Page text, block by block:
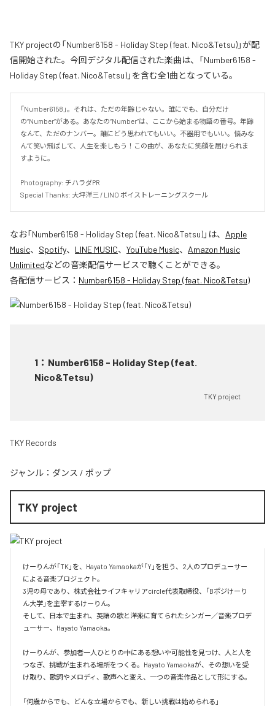
TKY projectの「Number6158 - Holiday Step (feat. Nico&Tetsu)」が配
信開始された。今回デジタル配信された楽曲は、「Number6158 -
Holiday Step (feat. Nico&Tetsu)」を含む全1曲となっている。
「Number6158」。それは、ただの年齢じゃない。誰にでも、自分だけ
の“Number”がある。あなたの“Number”は、ここから始まる物語の番号。年齢
なんて、ただのナンバー。誰にどう思われてもいい。不器用でもいい。悩みな
んて笑い飛ばして、人生を楽しもう！この曲が、あなたに笑顔を届けられま
すように。
Photography: チハラダPR
Special Thanks: 大坪洋三 / LINO ボイストレーニングスクール
なお「Number6158 - Holiday Step (feat. Nico&Tetsu)」は、 Apple
Music、 Spotify、 LINE MUSIC、 YouTube Music、 Amazon Music
Unlimitedなどの音楽配信サービスで聴くことができる。
各配信サービス： Number6158 - Holiday Step (feat. Nico&Tetsu)
1 ： Number6158 - Holiday Step (feat.
Nico&Tetsu)
TKY project
TKY Records
ジャンル： ダンス / ポップ
TKY project
けーりんが「TK」を、Hayato Yamaokaが「Y」を担う、2人のプロデューサー
による音楽プロジェクト。
3児の母であり、株式会社ライフキャリアcircle代表取締役、「Bポジけーり
ん大学」を主宰するけーりん。
そして、日本で生まれ、英語の歌と洋楽に育てられたシンガー／音楽プロデ
ューサー、Hayato Yamaoka。
けーりんが、参加者一人ひとりの中にある想いや可能性を見つけ、人と人を
つなぎ、挑戦が生まれる場所をつくる。Hayato Yamaokaが、その想いを受
け取り、歌詞やメロディ、歌声へと変え、一つの音楽作品として形にする。
「何歳からでも、どんな立場からでも、新しい挑戦は始められる」